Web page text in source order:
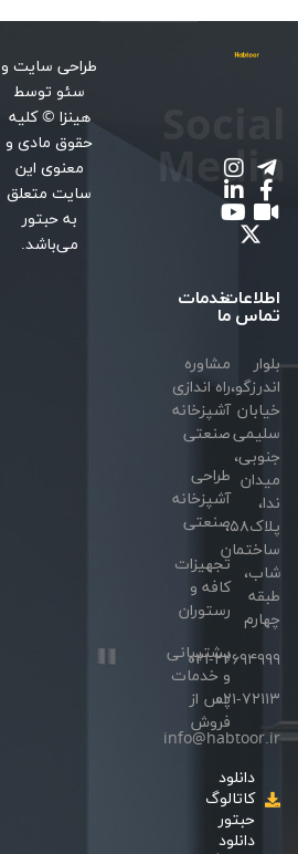
اطلاعات
تماس
بلوار
اندرزگو،
خیابان
سلیمی
جنوبی،
میدان
ندا،
پلاک۵۸،
ساختمان
شاب،
طبقه
چهارم
۰۲۱-۲۲۶۹۴۹۹۹
۰۲۱-۷۲۱۱۳
info@habtoor.ir
دانلود
کاتالوگ
حبتور
دانلود
Media
خدمات
ما
مشاوره
راه اندازی
آشپزخانه
صنعتی
طراحی
آشپزخانه
صنعتی
تجهیزات
کافه و
رستوران
پشتیبانی
و خدمات
پس از
فروش
طراحی سایتو
سئوتوسط
هینزا © کلیه
حقوق مادی و
معنوی این
سایت متعلق
به حبتور
می‌باشد.